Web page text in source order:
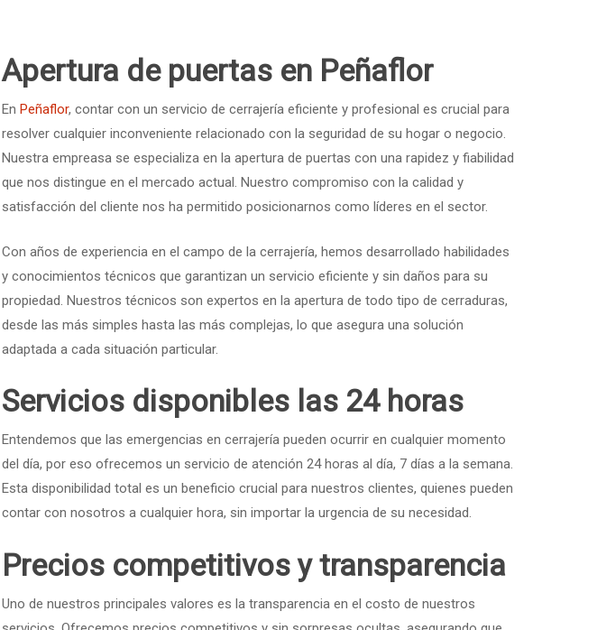
Apertura de puertas en Peñaflor
En Peñaflor, contar con un servicio de cerrajería eficiente y profesional es crucial para
resolver cualquier inconveniente relacionado con la seguridad de su hogar o negocio.
Nuestra empreasa se especializa en la apertura de puertas con una rapidez y fiabilidad
que nos distingue en el mercado actual. Nuestro compromiso con la calidad y
satisfacción del cliente nos ha permitido posicionarnos como líderes en el sector.
Con años de experiencia en el campo de la cerrajería, hemos desarrollado habilidades
y conocimientos técnicos que garantizan un servicio eficiente y sin daños para su
propiedad. Nuestros técnicos son expertos en la apertura de todo tipo de cerraduras,
desde las más simples hasta las más complejas, lo que asegura una solución
adaptada a cada situación particular.
Servicios disponibles las 24 horas
Entendemos que las emergencias en cerrajería pueden ocurrir en cualquier momento
del día, por eso ofrecemos un servicio de atención 24 horas al día, 7 días a la semana.
Esta disponibilidad total es un beneficio crucial para nuestros clientes, quienes pueden
contar con nosotros a cualquier hora, sin importar la urgencia de su necesidad.
Precios competitivos y transparencia
Uno de nuestros principales valores es la transparencia en el costo de nuestros